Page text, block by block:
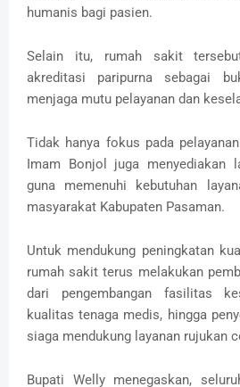
humanis bagi pasien.
Selain itu, rumah sakit
akreditasi paripurna sebagai
menjaga mutu pelayanan dan
Tidak hanya fokus pada
Imam Bonjol juga menyediakan
guna memenuhi kebutuhan
masyarakat Kabupaten Pasaman.
Untuk mendukung peningkatan
rumah sakit terus melakukan
dari pengembangan fasilitas
kualitas tenaga medis, hingga
siaga mendukung layanan rujukan
Bupati Welly menegaskan,